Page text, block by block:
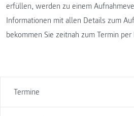
Termine
erfüllen, werden zu einem
Informationen mit allen Details zum
bekommen Sie zeitnah zum Termin per